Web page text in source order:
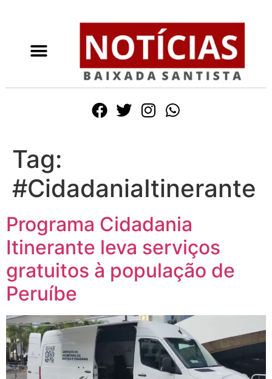
Tag:
#CidadaniaItinerante
Programa Cidadania
Itinerante leva serviços
gratuitos à população de
Peruíbe